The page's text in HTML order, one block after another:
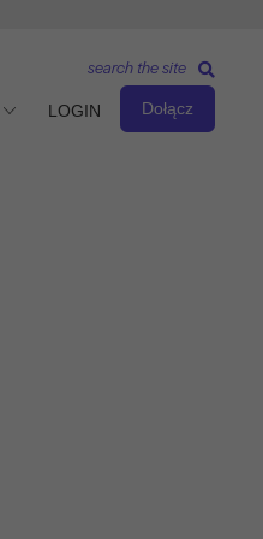
LOGIN Dołącz
search the site